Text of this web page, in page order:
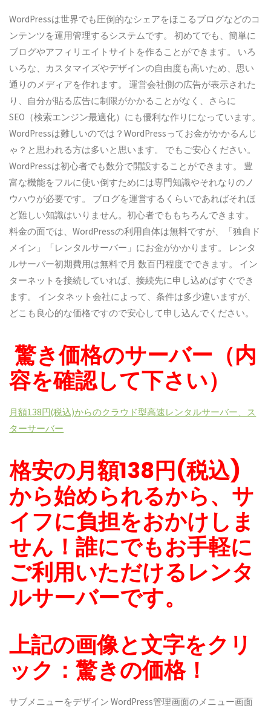
WordPressは世界でも圧倒的なシェアをほこるブログなどのコ
ンテンツを運用管理するシステムです。 初めてでも、簡単に
ブログやアフィリエイトサイトを作ることができます。 いろ
いろな、カスタマイズやデザインの自由度も高いため、思い
通りのメディアを作れます。 運営会社側の広告が表示された
り、自分が貼る広告に制限がかかることがなく、さらに
SEO（検索エンジン最適化）にも優利な作りになっています。
WordPressは難しいのでは？WordPressってお金がかかるんじ
ゃ？と思われる方は多いと思います。 でもご安心ください。
WordPressは初心者でも数分で開設することができます。 豊
富な機能をフルに使い倒すためには専門知識やそれなりのノ
ウハウが必要です。 ブログを運営するくらいであればそれほ
ど難しい知識はいりません。初心者でももちろんできます。
料金の面では、WordPressの利用自体は無料ですが、
「独自ド
メイン」「レンタルサーバー」にお金がかかります。
レンタ
ルサーバー初期費用は無料で月 数百円程度でできます。 イン
ターネットを接続していれば、接続先に申し込めばすぐでき
ます。 インタネット会社によって、条件は多少違いますが、
どこも良心的な価格ですので安心して申し込んでください。
驚き価格のサーバー（内
容を確認して下さい）
月額138円(税込)からのクラウド型高速レンタルサーバー、ス
ターサーバー
格安の月額138円(税込)
から始められるから、サ
イフに負担をおかけしま
せん！誰にでもお手軽に
ご利用いただけるレンタ
ルサーバーです。
上記の画像と文字をクリ
ック：驚きの価格！
サブメニューをデザイン WordPress管理画面のメニュー画面